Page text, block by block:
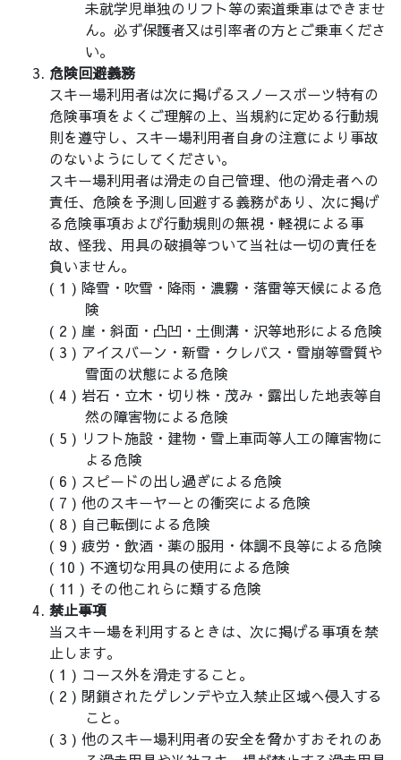
未就学児単独のリフト等の索道乗車はできませ
ん。必ず保護者又は引率者の方とご乗車くださ
い。
危険回避義務
スキー場利用者は次に掲げるスノースポーツ特有の
危険事項をよくご理解の上、当規約に定める行動規
則を遵守し、スキー場利用者自身の注意により事故
のないようにしてください。
スキー場利用者は滑走の自己管理、他の滑走者への
責任、危険を予測し回避する義務があり、次に掲げ
る危険事項および行動規則の無視・軽視による事
故、怪我、用具の破損等ついて当社は一切の責任を
負いません。
降雪・吹雪・降雨・濃霧・落雷等天候による危
険
崖・斜面・凸凹・土側溝・沢等地形による危険
アイスバーン・新雪・クレバス・雪崩等雪質や
雪面の状態による危険
岩石・立木・切り株・茂み・露出した地表等自
然の障害物による危険
リフト施設・建物・雪上車両等人工の障害物に
よる危険
スピードの出し過ぎによる危険
他のスキーヤーとの衝突による危険
自己転倒による危険
疲労・飲酒・薬の服用・体調不良等による危険
不適切な用具の使用による危険
その他これらに類する危険
禁止事項
当スキー場を利用するときは、次に掲げる事項を禁
止します。
コース外を滑走すること。
閉鎖されたゲレンデや立入禁止区域へ侵入する
こと。
他のスキー場利用者の安全を脅かすおそれのあ